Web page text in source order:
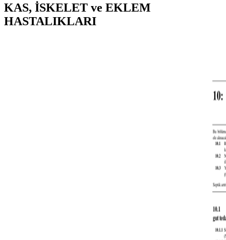
KAS, İSKELET ve EKLEM
HASTALIKLARI